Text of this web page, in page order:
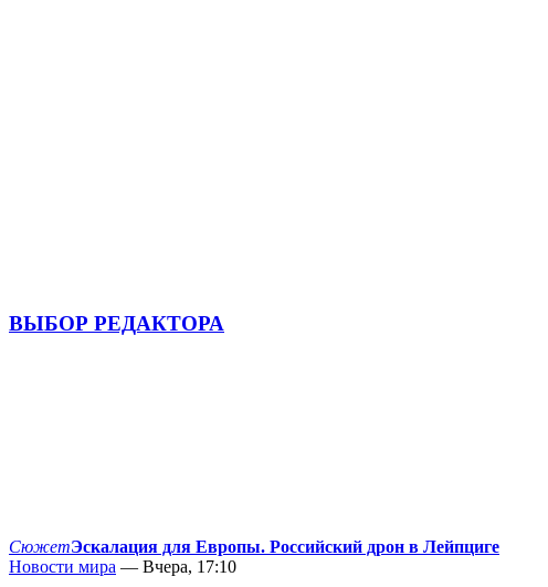
ВЫБОР РЕДАКТОРА
СюжетЭскалация для Европы. Российский дрон в Лейпциге
Новости мира — Вчера, 17:10